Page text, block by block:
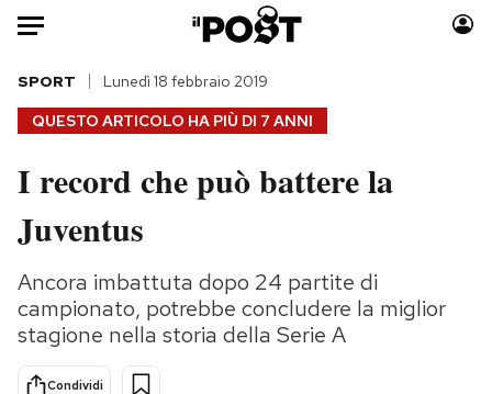
Auto
HOME
Italia
Politica
Tecnologia
Internet
Scienza
Cultura
Moda
Storie/Idee
Ok Boomer!
Media
QUESTO ARTICOLO HA PIÙ DI 7 ANNI
SPORT Lunedì 18 febbraio 2019
I record che può battere la
Juventus
Ancora imbattuta dopo 24 partite di
campionato, potrebbe concludere la miglior
stagione nella storia della Serie A
Condividi